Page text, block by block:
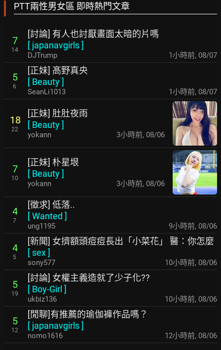
PTT兩性男女區 即時熱門文章
7
14
[討論] 有人也討厭畫面太暗的片嗎
[ japanavgirls]
DJTrump 1小時前, 08/07
5
6
[正妹] 髙野真央
[ Beauty]
SeanLi1013 1小時前, 08/07
18
22
[正妹] 肚肚夜雨
[ Beauty]
yokann 3小時前, 08/06
7
10
[正妹] 朴星垠
[ Beauty]
yokann 3小時前, 08/06
4
7
[徵求] 低落..
[Wanted ]
ung1195 9小時前, 08/06
4
5
[新聞] 女擠額頭痘痘長出「小菜花」 醫：你怎麼
[ sex]
sony577 10小時前, 08/06
5
19
[討論] 女權主義造就了少子化??
[ Boy-Girl ]
ukbiz136 10小時前, 08/06
5
12
[閒聊]有推薦的瑜伽褲作品嗎？
[ japanavgirls]
nomo1616 12小時前, 08/06